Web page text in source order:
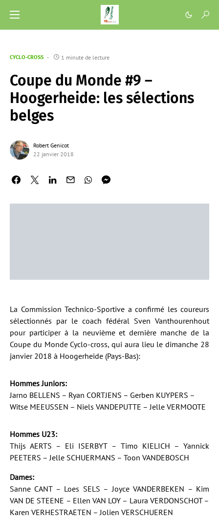
CYCLO-CROSS 1 minute de lecture
Coupe du Monde #9 –
Hoogerheide: les sélections
belges
Robert Genicot
22 janvier 2018
La Commission Technico-Sportive a confirmé les coureurs
sélectionnés par le coach fédéral Sven Vanthourenhout
pour participer à la neuvième et dernière manche de la
Coupe du Monde Cyclo-cross, qui aura lieu le dimanche 28
janvier 2018 à Hoogerheide (Pays-Bas):
Hommes Juniors:
Jarno BELLENS – Ryan CORTJENS – Gerben KUYPERS –
Witse MEEUSSEN – Niels VANDEPUTTE – Jelle VERMOOTE
Hommes U23:
Thijs AERTS – Eli ISERBYT – Timo KIELICH – Yannick
PEETERS – Jelle SCHUERMANS – Toon VANDEBOSCH
Dames:
Sanne CANT – Loes SELS – Joyce VANDERBEKEN – Kim
VAN DE STEENE – Ellen VAN LOY – Laura VERDONSCHOT –
Karen VERHESTRAETEN – Jolien VERSCHUEREN